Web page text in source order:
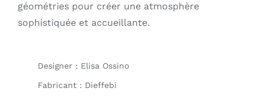
géométries pour créer une atmosphère
sophistiquée et accueillante.
Designer : Elisa Ossino
Fabricant : Dieffebi